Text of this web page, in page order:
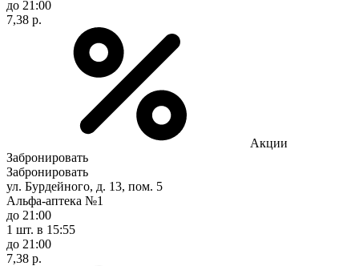
до 21:00
7,38 р.
Акции
Забронировать
Забронировать
ул. Бурдейного, д. 13, пом. 5
Альфа-аптека №1
до 21:00
1 шт. в 15:55
до 21:00
7,38 р.